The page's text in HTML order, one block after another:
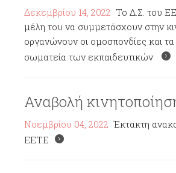
Δεκεμβρίου 14, 2022 Το Δ.Σ. του
μέλη του να συμμετάσχουν στην
οργανώνουν οι ομοσπονδίες και
σωματεία των εκπαιδευτικών
Αναβολή
Νοεμβρίου 04, 2022 Έκτακτη
ΕΕΤΕ